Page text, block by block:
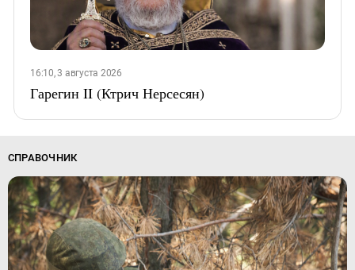
16:10, 3 августа 2026
Гарегин II (Ктрич Нерсесян)
СПРАВОЧНИК